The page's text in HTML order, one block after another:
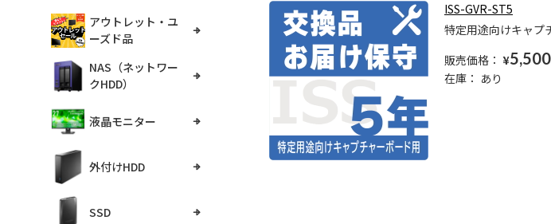
アウトレット・ユ
ーズド品
NAS（ネットワー
クHDD）
液晶モニター
外付けHDD
SSD
ISS-GVR-ST5
特定用途向けキャプ
販売価格： ¥5,500
在庫： あり